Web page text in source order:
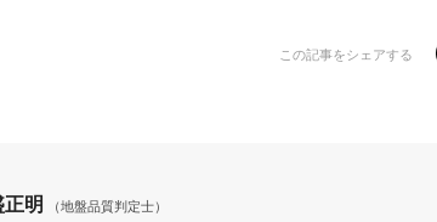
この記事をシェアする
明
（地盤品質判定士）